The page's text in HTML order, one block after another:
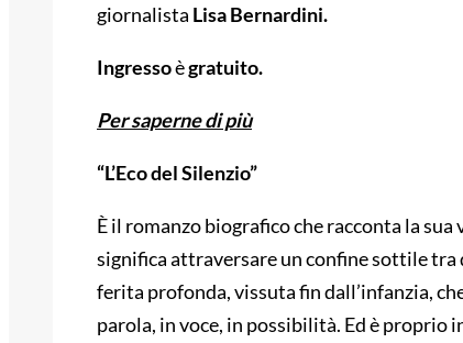
giornalista Lisa Bernardini.
Ingressoègratuito.
Per saperne di più
“L’Eco del Silenzio”
È il romanzo biografico che racconta la
significa attraversare un confine sottile tra
ferita profonda, vissuta fin dall’infanzia,
parola, in voce, in possibilità. Ed è proprio